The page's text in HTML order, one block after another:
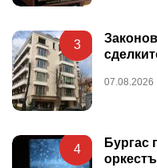
3
07.08.2026
4
Бургас